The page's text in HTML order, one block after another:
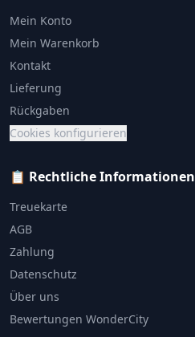
Mein Konto
Mein Warenkorb
Kontakt
Lieferung
Rückgaben
Cookies konfigurieren
📋 Rechtliche Informationen
Treuekarte
AGB
Zahlung
Datenschutz
Über uns
Bewertungen WonderCity